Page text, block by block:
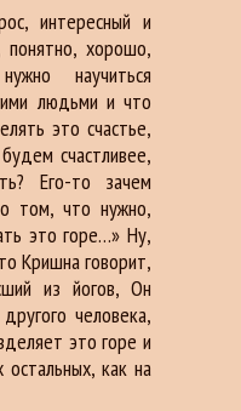
интересный и
понятно, хорошо,
научиться
людьми и что
это счастье,
счастливее,
Его-то зачем
том, что нужно,
это горе…» Ну,
Кришна говорит,
из йогов, Он
человека,
это горе и
остальных, как на